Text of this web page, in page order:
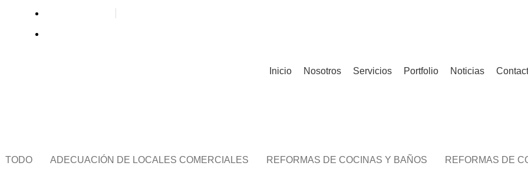
Inicio Nosotros Servicios Portfolio Noticias
Reformas de
TODO ADECUACIÓN DE LOCALES COMERCIALES REFORMAS DE COCINAS Y BAÑOS REFORMAS DE